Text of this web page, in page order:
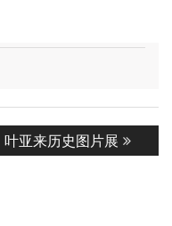
Next
post:
叶亚来历史图片展